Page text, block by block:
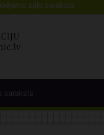
zāļu saraksts
saraksts